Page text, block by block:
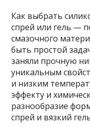
Как выбрать
спрей или гель —
смазочного
быть простой
заняли прочную
уникальным
и низким
эффекту и
разнообразие
спрей и вязкий